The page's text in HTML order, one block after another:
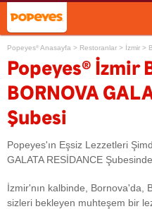
Popeyes® Anasayfa > Restoranlar > İzmir >
Popeyes®
İzmir
BORNOVA
Şubesi
Popeyes'ın Eşsiz Lezzetleri
GALATA RESİDANCE
İzmir'nın kalbinde, Bornova'da,
sizleri bekleyen muhteşem bir